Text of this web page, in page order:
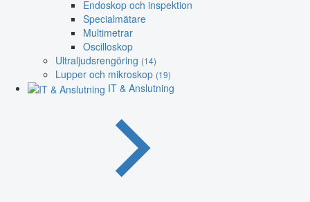
Endoskop och inspektion
Specialmätare
Multimetrar
Oscilloskop
Ultraljudsrengöring (14)
Lupper och mikroskop (19)
IT & Anslutning